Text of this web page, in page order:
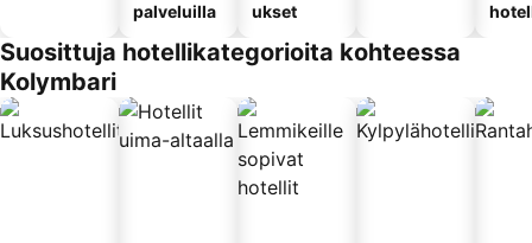
palveluilla
ukset
Suosittuja hotellikategorioita kohteessa
Kolymbari